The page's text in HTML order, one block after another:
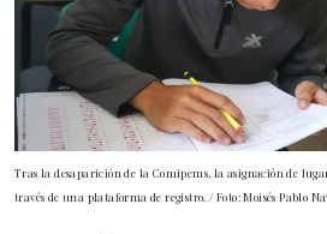
Tras la desaparición de la Comipems, la asignación de
través de una plataforma de registro. / Foto: Moisés Pablo